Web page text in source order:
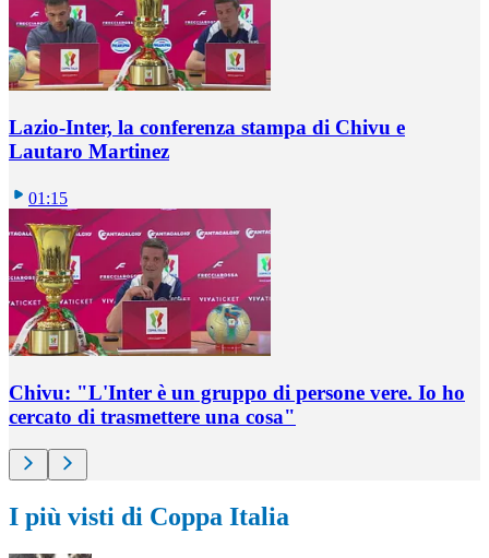
Lazio-Inter, la conferenza stampa di Chivu e
Lautaro Martinez
01:15
Chivu: "L'Inter è un gruppo di persone vere. Io ho
cercato di trasmettere una cosa"
I più visti di Coppa Italia